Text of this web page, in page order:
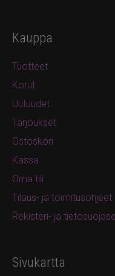
Kauppa
Tuotteet
Korut
Uutuudet
Tarjoukset
Ostoskori
Kassa
Oma tili
Tilaus- ja toimitusohjeet
Rekisteri- ja
Sivukartta